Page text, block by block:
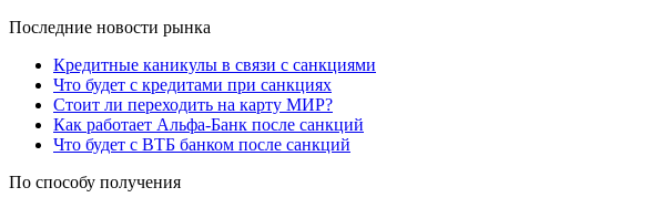
Последние новости рынка
Кредитные каникулы в связи с санкциями
Что будет с кредитами при санкциях
Стоит ли переходить на карту МИР?
Как работает Альфа-Банк после санкций
Что будет с ВТБ банком после санкций
По способу получения